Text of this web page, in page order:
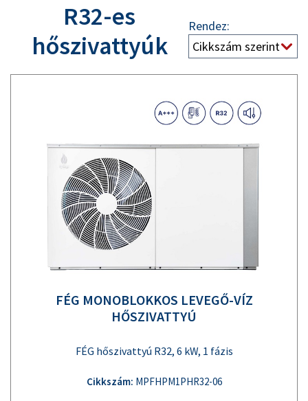
R32-es
hőszivattyúk
Rendez:
FÉG MONOBLOKKOS LEVEGŐ-VÍZ
HŐSZIVATTYÚ
FÉG hőszivattyú R32, 6 kW, 1 fázis
Cikkszám: MPFHPM1PHR32-06